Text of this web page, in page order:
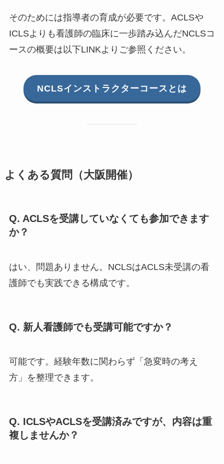
そのためには指導者の育成が必要です。ACLSや
ICLSよりも看護師の臨床に一歩踏み込んだNCLSコ
ースの概要は以下LINKよりご参照ください。
NCLSインストラクターコースとは
よくある質問（大阪開催）
Q. ACLSを受講していなくても参加できます
か？
はい、問題ありません。NCLSはACLS未受講の看
護師でも実践できる構成です。
Q. 新人看護師でも受講可能ですか？
可能です。経験年数に関わらず「急変時の考え
方」を整理できます。
Q. ICLSやACLSを受講済みですが、内容は重
複しませんか？